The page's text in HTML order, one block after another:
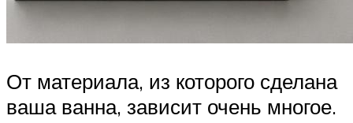
От материала, из которого сделана
ваша ванна, зависит очень многое.